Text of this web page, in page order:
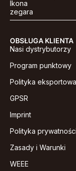
OBSŁUGA KLIENTA
Nasi dystrybutorzy
Program punktowy
Polityka eksportowa
GPSR
Imprint
Polityka prywatności
Zasady i Warunki
WEEE